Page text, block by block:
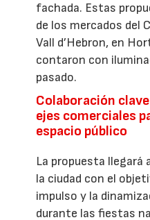
fachada. Estas
de los mercados del
Vall d’Hebron, en
contaron con
pasado.
Colaboración
ejes comerciales
espacio público
La propuesta
la ciudad con el
impulso y la
durante las fiestas